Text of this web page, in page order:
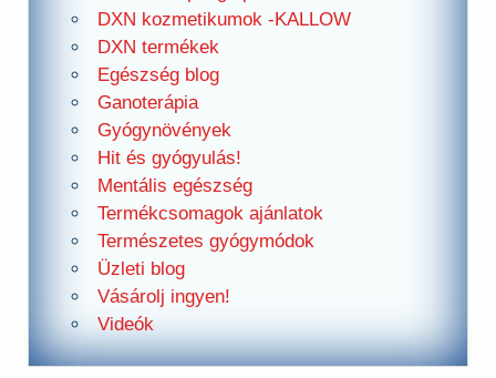
DXN kozmetikumok -KALLOW
DXN termékek
Egészség blog
Ganoterápia
Gyógynövények
Hit és gyógyulás!
Mentális egészség
Termékcsomagok ajánlatok
Természetes gyógymódok
Üzleti blog
Vásárolj ingyen!
Videók